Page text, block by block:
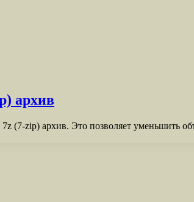
архив
(7-zip) архив. Это позволяет уменьшить